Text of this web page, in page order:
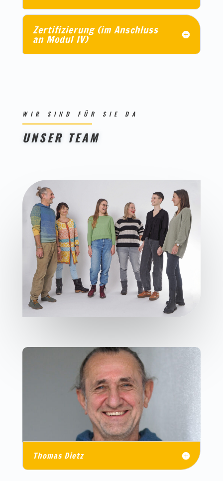
Zertifizierung (im Anschluss
an Modul IV)
WIR SIND FÜR SIE DA
UNSER TEAM
Thomas Dietz